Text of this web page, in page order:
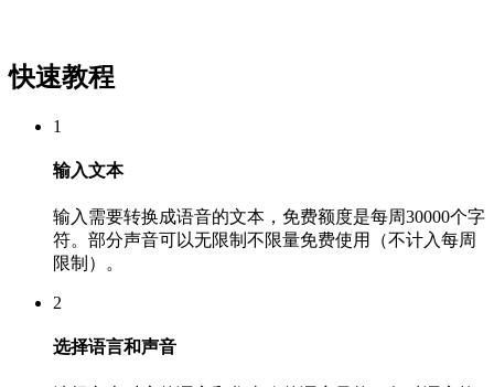
快速教程
1
输入文本
输入需要转换成语音的文本，免费额度是每周30000个字
符。部分声音可以无限制不限量免费使用（不计入每周
限制）。
2
选择语言和声音